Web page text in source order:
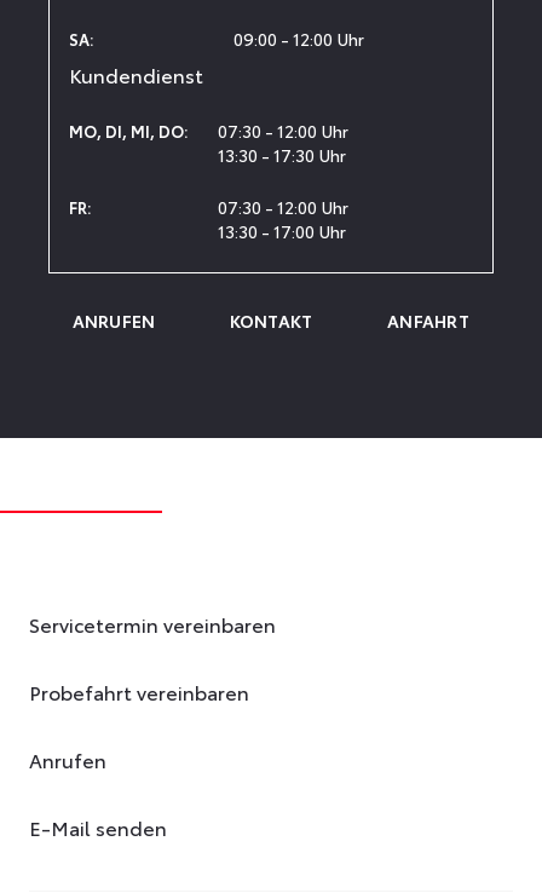
SA: 09:00 - 12:00 Uhr
Kundendienst
MO, DI, MI, DO:
07:30 - 12:00 Uhr
13:30 - 17:30 Uhr
FR:
07:30 - 12:00 Uhr
13:30 - 17:00 Uhr
ANRUFEN KONTAKT ANFAHRT
Servicetermin vereinbaren
Probefahrt vereinbaren
Anrufen
E-Mail senden